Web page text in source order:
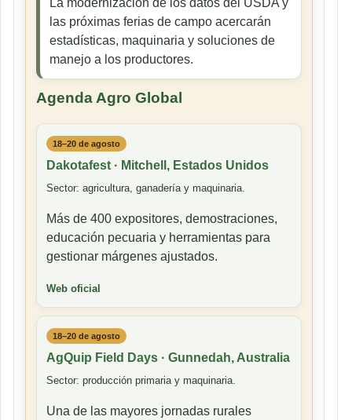
las próximas ferias de campo acercarán
estadísticas, maquinaria y soluciones de
manejo a los productores.
Agenda Agro Global
18–20 de agosto
Dakotafest · Mitchell, Estados Unidos
Sector: agricultura, ganadería y maquinaria.
Más de 400 expositores, demostraciones,
educación pecuaria y herramientas para
gestionar márgenes ajustados.
Web oficial
18–20 de agosto
AgQuip Field Days · Gunnedah, Australia
Sector: producción primaria y maquinaria.
Una de las mayores jornadas rurales